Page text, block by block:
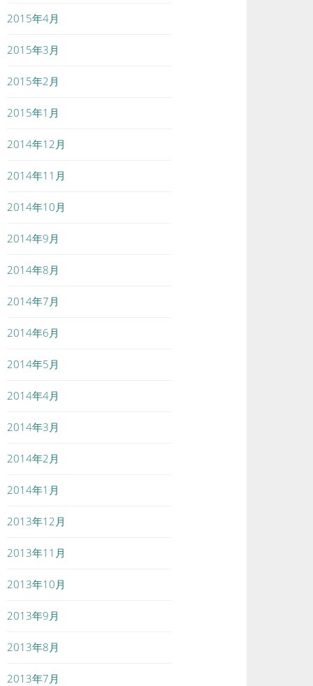
2015年4月
2015年3月
2015年2月
2015年1月
2014年12月
2014年11月
2014年10月
2014年9月
2014年8月
2014年7月
2014年6月
2014年5月
2014年4月
2014年3月
2014年2月
2014年1月
2013年12月
2013年11月
2013年10月
2013年9月
2013年8月
2013年7月